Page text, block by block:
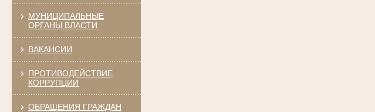
МУНИЦИПАЛЬНЫЕ
ОРГАНЫ ВЛАСТИ
ВАКАНСИИ
ПРОТИВОДЕЙСТВИЕ
КОРРУПЦИИ
ОБРАЩЕНИЯ ГРАЖДАН